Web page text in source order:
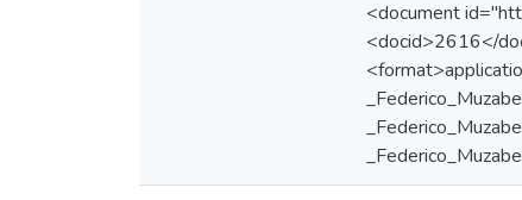
<document
<docid>2616</